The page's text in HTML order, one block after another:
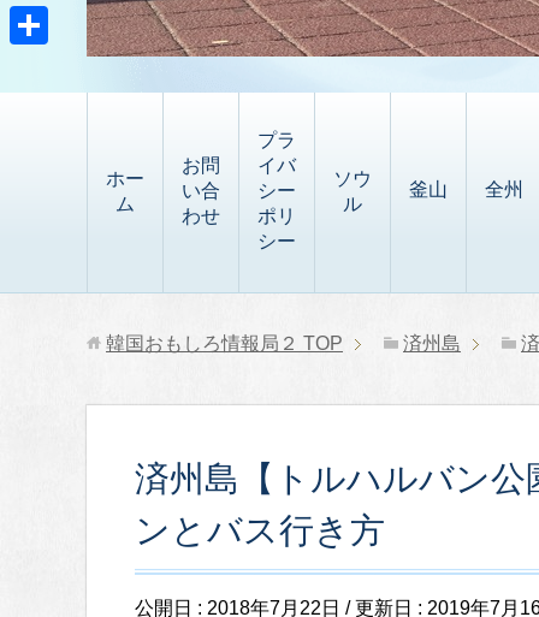
ホー
ム
お問
い合
わせ
プラ
イバ
シー
ポリ
シー
ソウ
ル
釜山 全州
韓国おもしろ情報局２ TOP 済州島
済州島【トルハルバン
ンとバス行き方
公開日 : 2018年7月22日 / 更新日 : 2019年7月
r
nk
n
s
F
i